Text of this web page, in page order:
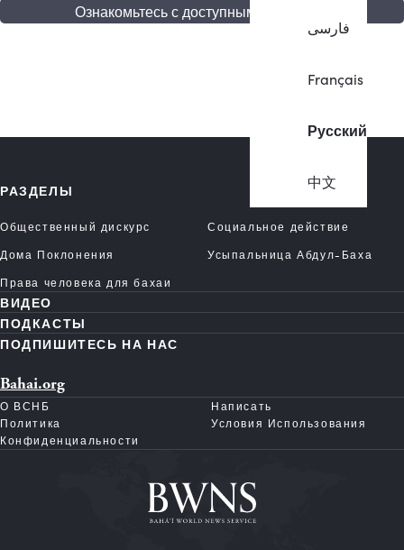
فارسی
Français
Русский
中文
Ознакомьтесь с доступными статьями
РАЗДЕЛЫ
Общественный дискурс
Социальное действие
Дома Поклонения
Усыпальница Абдул-Баха
Права человека для бахаи
ВИДЕО
ПОДКАСТЫ
ПОДПИШИТЕСЬ НА НАС
Bahai.org
О ВСНБ
Написать
Политика
Конфиденциальности
Условия Использования